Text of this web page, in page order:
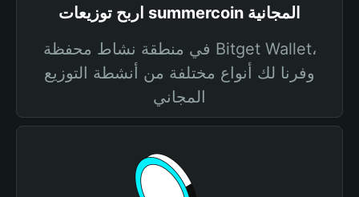
اربح توزيعات summercoin المجانية
في منطقة نشاط محفظة Bitget Wallet،
وفرنا لك أنواع مختلفة من أنشطة التوزيع
المجاني